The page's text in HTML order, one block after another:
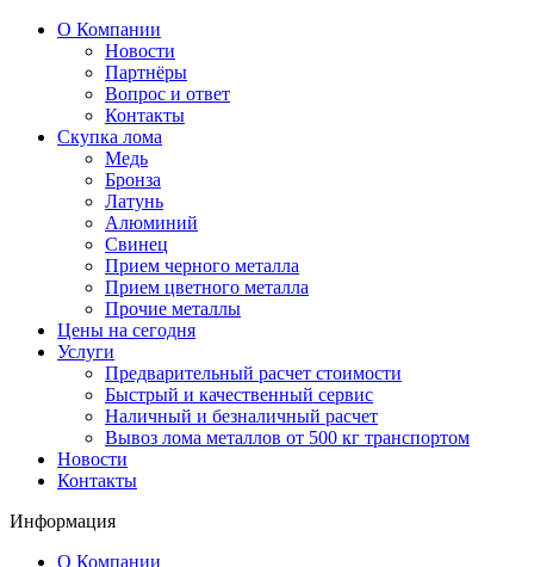
О Компании
Новости
Партнёры
Вопрос и ответ
Контакты
Скупка лома
Медь
Бронза
Латунь
Алюминий
Свинец
Прием черного металла
Прием цветного металла
Прочие металлы
Цены на сегодня
Услуги
Предварительный расчет стоимости
Быстрый и качественный сервис
Наличный и безналичный расчет
Вывоз лома металлов от 500 кг транспортом
Новости
Контакты
Информация
О Компании